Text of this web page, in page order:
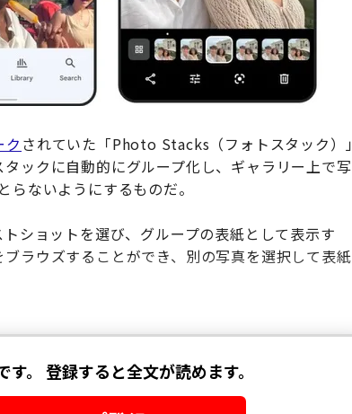
ク されていた「Photo Stacks（フォトスタック）」
ックに自動的にグループ化し、ギャラリー上で写
ないようにするものだ。
ショットを選び、グループの表紙として表示す
ラウズすることができ、別の写真を選択して表紙